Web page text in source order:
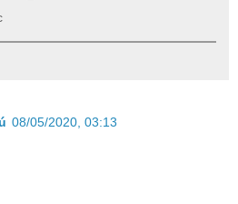
08/05/2020, 03:13